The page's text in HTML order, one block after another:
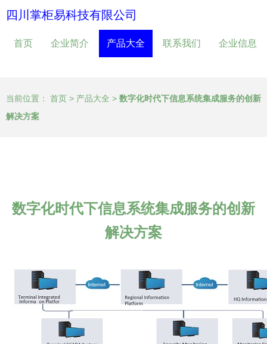
四川掌柜易科技有限公司
首页 企业简介 产品大全 联系我们 企业信息
当前位置： 首页 > 产品大全 > 数字化时代下信息系统集成服务的创新
解决方案
数字化时代下信息系统集成服务的创新
解决方案